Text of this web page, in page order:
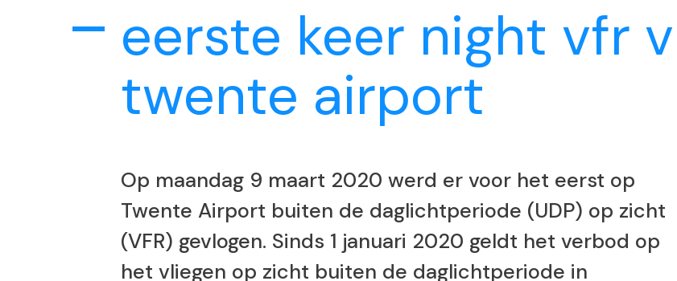
eerste keer night vfr
twente airport
Op maandag 9 maart 2020 werd er voor het eerst op
Twente Airport buiten de daglichtperiode (UDP) op zicht
(VFR) gevlogen. Sinds 1 januari 2020 geldt het verbod op
het vliegen op zicht buiten de daglichtperiode in